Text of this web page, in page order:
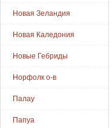
Новая Зеландия
Новая Каледония
Новые Гебриды
Норфолк о-в
Палау
Папуа